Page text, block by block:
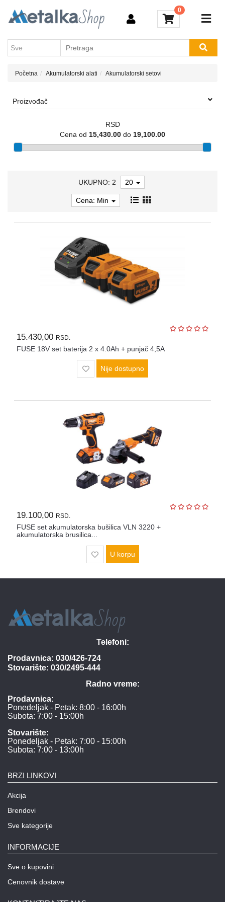
0
Kategorije
za
varenje
Akumulatorski
Električni
alati
Usisivači
Police
Akcija
Brendovi
Kontakt
Početna Akumulatorski alati Akumulatorski setovi
Proizvođač
RSD
Cena od 15,430.00 do 19,100.00
UKUPNO: 2 20
Cena: Min
15.430,00 RSD.
FUSE 18V set baterija 2 x 4.0Ah + punjač 4,5A
Nije dostupno
19.100,00 RSD.
FUSE set akumulatorska bušilica VLN 3220 +
akumulatorska brusilica...
U korpu
Telefoni:
Prodavnica: 030/426-724
Stovarište: 030/2495-444
Radno vreme:
Prodavnica:
Ponedeljak - Petak: 8:00 - 16:00h
Subota: 7:00 - 15:00h
Stovarište:
Ponedeljak - Petak: 7:00 - 15:00h
Subota: 7:00 - 13:00h
BRZI LINKOVI
Akcija
Brendovi
Sve kategorije
INFORMACIJE
Sve o kupovini
Cenovnik dostave